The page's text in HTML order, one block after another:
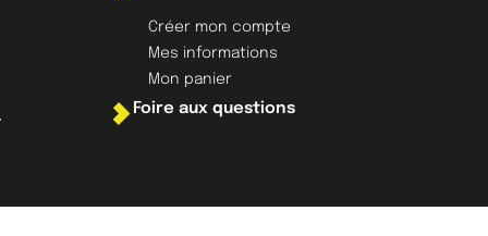
Créer mon compte
Mes informations
Mon panier
Foire aux questions